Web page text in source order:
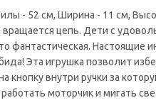
- 52 см, Ширина - 11 см,
вращается цепь. Дети с
фантастическая. Настоящие
Эта игрушка позволит
кнопку внутри ручки за
моторчик и мигать